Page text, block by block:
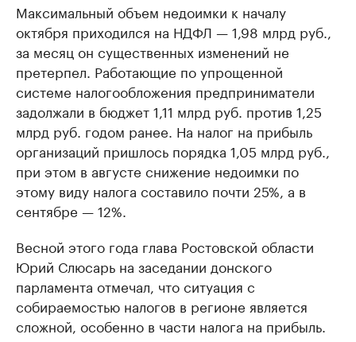
Максимальный объем недоимки к началу
октября приходился на НДФЛ — 1,98 млрд руб.,
за месяц он существенных изменений не
претерпел. Работающие по упрощенной
системе налогообложения предприниматели
задолжали в бюджет 1,11 млрд руб. против 1,25
млрд руб. годом ранее. На налог на прибыль
организаций пришлось порядка 1,05 млрд руб.,
при этом в августе снижение недоимки по
этому виду налога составило почти 25%, а в
сентябре — 12%.
Весной этого года глава Ростовской области
Юрий Слюсарь на заседании донского
парламента отмечал, что ситуация с
собираемостью налогов в регионе является
сложной, особенно в части налога на прибыль.